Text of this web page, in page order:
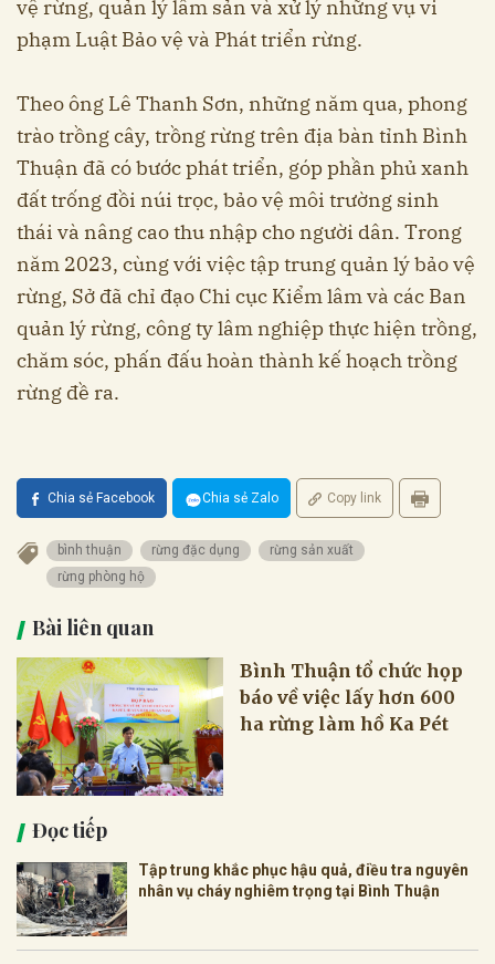
vệ rừng, quản lý lâm sản và xử lý những vụ vi
phạm Luật Bảo vệ và Phát triển rừng.
Theo ông Lê Thanh Sơn, những năm qua, phong
trào trồng cây, trồng rừng trên địa bàn tỉnh Bình
Thuận đã có bước phát triển, góp phần phủ xanh
đất trống đồi núi trọc, bảo vệ môi trường sinh
thái và nâng cao thu nhập cho người dân. Trong
năm 2023, cùng với việc tập trung quản lý bảo vệ
rừng, Sở đã chỉ đạo Chi cục Kiểm lâm và các Ban
quản lý rừng, công ty lâm nghiệp thực hiện trồng,
chăm sóc, phấn đấu hoàn thành kế hoạch trồng
rừng đề ra.
Chia sẻ Facebook Chia sẻ Zalo Copy link
bình thuận rừng đặc dụng
rừng sản xuất
rừng phòng hộ
Bài liên quan
Bình Thuận tổ chức họp
báo về việc lấy hơn 600
ha rừng làm hồ Ka Pét
Đọc tiếp
Tập trung khắc phục hậu quả, điều tra nguyên
nhân vụ cháy nghiêm trọng tại Bình Thuận